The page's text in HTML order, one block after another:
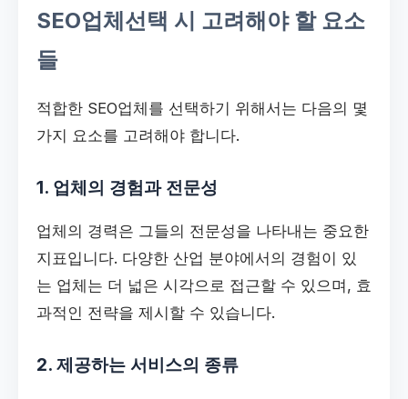
SEO업체선택 시 고려해야 할 요소
들
적합한 SEO업체를 선택하기 위해서는 다음의 몇
가지 요소를 고려해야 합니다.
1. 업체의 경험과 전문성
업체의 경력은 그들의 전문성을 나타내는 중요한
지표입니다. 다양한 산업 분야에서의 경험이 있
는 업체는 더 넓은 시각으로 접근할 수 있으며, 효
과적인 전략을 제시할 수 있습니다.
2. 제공하는 서비스의 종류